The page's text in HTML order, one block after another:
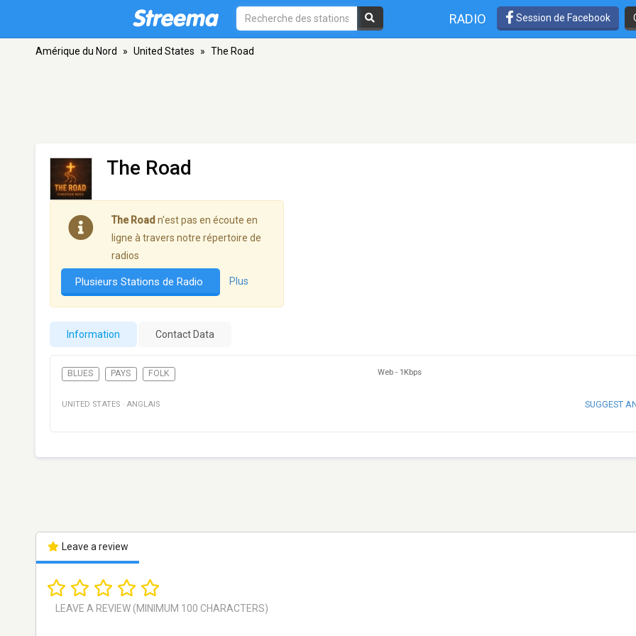
RADIO Session de Facebook
Amérique du Nord » United States » The Road
The Road
The Road n'est pas en écoute en
ligne à travers notre répertoire de
radios
Plusieurs Stations de Radio Plus
Information Contact Data
BLUES PAYS FOLK Web - 1Kbps
UNITED STATES · ANGLAIS SUGGEST
Leave a review